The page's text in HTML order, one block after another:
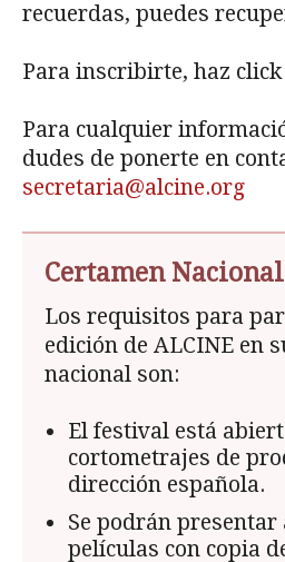
recuerdas, puedes
Para inscribirte, haz click
Para cualquier
dudes de ponerte en
secretaria@alcine.org
Certamen Nacional
Los requisitos para
edición de ALCINE en
nacional son:
El festival está
cortometrajes de
dirección española.
Se podrán presentar
películas con copia